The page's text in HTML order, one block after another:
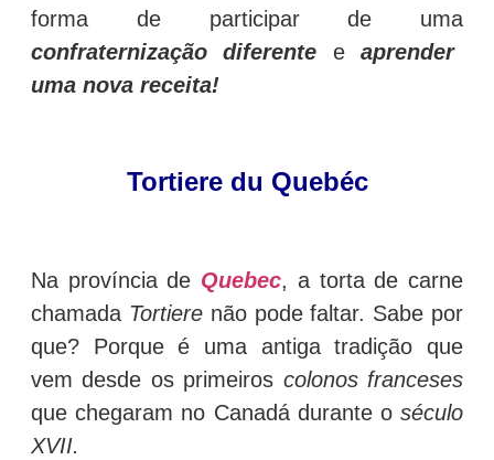
forma de participar de uma
confraternização diferente eaprender
uma nova receita!
Tortiere du Quebéc
Na província de Quebec, a torta de carne
chamada Tortierenão pode faltar. Sabe por
que? Porque é uma antiga tradição que
vem desde os primeiros colonos franceses
que chegaram no Canadá durante o século
XVII.